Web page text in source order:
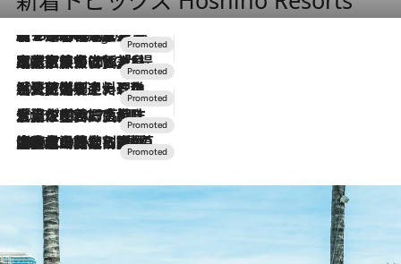
4 Hours Ago
【トンボの足水浴】ヒノキの香りに包まれて涼感マックス！約13℃の湧水かけ流しを避暑地「星野温泉 トンボの湯」で体験
2026.7.31
【ホテル帰省】という選択肢をOMOが提案。家族とほどよい距離を保つには「昼は実家、夜は気兼ねなくホテルで！」
2026.7.24
【夏限定ディナーコース】旬を迎える稚鮎や花ズッキーニなどをイタリア・トスカーナの郷土料理の手法で満喫！
2026.7.17
「土佐和ハーブかき氷」がOMO7高知に登場！生姜、山椒、大葉など目にも舌にも涼を呼ぶ郷土の味
2026.7.10
NEW OPEN！【界 草津】名湯の地に誕生。趣の異なる2種の温泉と上州ならではの会席・蕎麦割烹など美食を味わう究極の癒やし旅